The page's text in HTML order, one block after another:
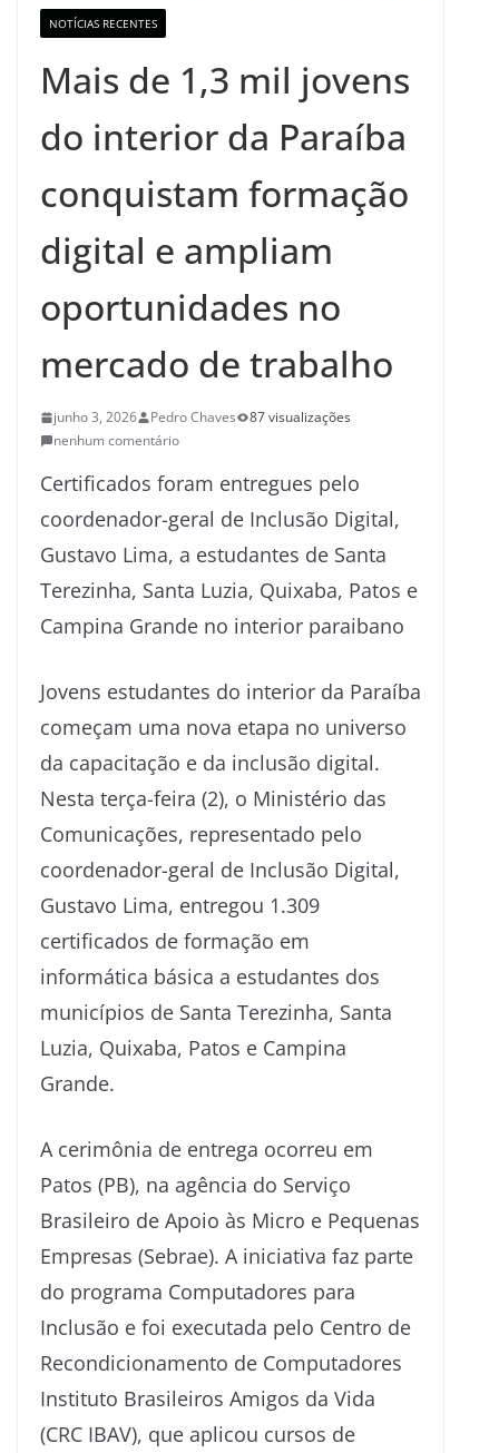
NOTÍCIAS RECENTES
Mais de 1,3 mil jovens
do interior da Paraíba
conquistam formação
digital e ampliam
oportunidades no
mercado de trabalho
junho 3, 2026 Pedro Chaves
87 visualizações
nenhum comentário
Certificados foram entregues pelo
coordenador-geral de Inclusão Digital,
Gustavo Lima, a estudantes de Santa
Terezinha, Santa Luzia, Quixaba, Patos e
Campina Grande no interior paraibano
Jovens estudantes do interior da Paraíba
começam uma nova etapa no universo
da capacitação e da inclusão digital.
Nesta terça-feira (2), o Ministério das
Comunicações, representado pelo
coordenador-geral de Inclusão Digital,
Gustavo Lima, entregou 1.309
certificados de formação em
informática básica a estudantes dos
municípios de Santa Terezinha, Santa
Luzia, Quixaba, Patos e Campina
Grande.
A cerimônia de entrega ocorreu em
Patos (PB), na agência do Serviço
Brasileiro de Apoio às Micro e Pequenas
Empresas (Sebrae). A iniciativa faz parte
do programa Computadores para
Inclusão e foi executada pelo Centro de
Recondicionamento de Computadores
Instituto Brasileiros Amigos da Vida
(CRC IBAV), que aplicou cursos de